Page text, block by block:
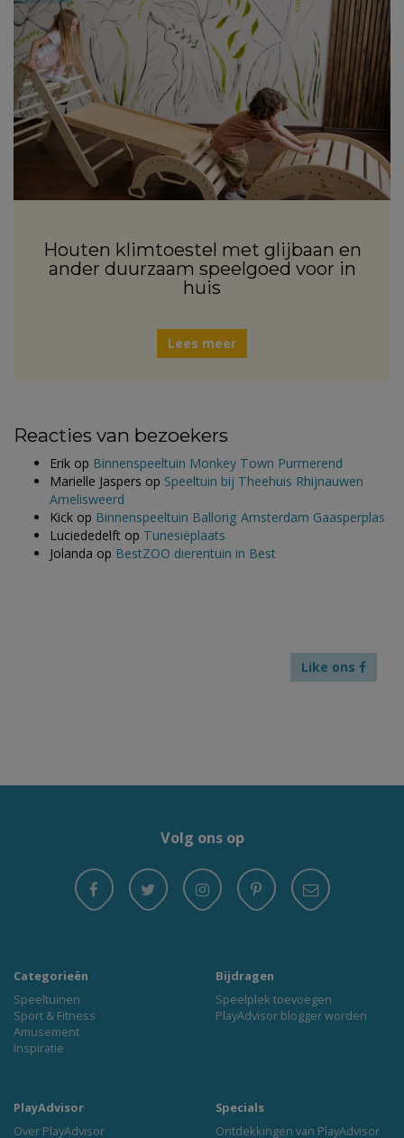
Houten klimtoestel met glijbaan en
ander duurzaam speelgoed voor in
huis
Lees meer
Reacties van bezoekers
Erik op Binnenspeeltuin Monkey Town Purmerend
Marielle Jaspers op Speeltuin bij Theehuis Rhijnauwen
Amelisweerd
Kick op Binnenspeeltuin Ballorig Amsterdam Gaasperplas
Luciededelft op Tunesiëplaats
Jolanda op BestZOO dierentuin in Best
Like ons
Volg ons op
Categorieën
Speeltuinen
Sport & Fitness
Amusement
Inspiratie
Bijdragen
Speelplek toevoegen
PlayAdvisor blogger worden
PlayAdvisor
Over PlayAdvisor
Specials
Ontdekkingen van PlayAdvisor